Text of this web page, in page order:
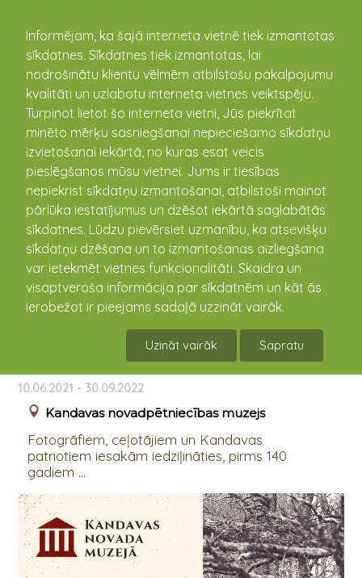
Informējam, ka šajā interneta vietnē tiek izmantotas
sīkdatnes. Sīkdatnes tiek izmantotas, lai
nodrošinātu klientu vēlmēm atbilstošu pakalpojumu
kvalitāti un uzlabotu interneta vietnes veiktspēju.
Turpinot lietot šo interneta vietni, Jūs piekrītat
minēto mērķu sasniegšanai nepieciešamo sīkdatņu
izvietošanai iekārtā, no kuras esat veicis
pieslēgšanos mūsu vietnei. Jums ir tiesības
nepiekrist sīkdatņu izmantošanai, atbilstoši mainot
pārlūka iestatījumus un dzēšot iekārtā saglabātās
sīkdatnes. Lūdzu pievērsiet uzmanību, ka atsevišķu
sīkdatņu dzēšana un to izmantošanas aizliegšana
var ietekmēt vietnes funkcionalitāti. Skaidra un
visaptveroša informācija par sīkdatnēm un kāt ās
ierobežot ir pieejams sadaļā uzzināt vairāk.
Uzināt vairāk Sapratu
kandava.lv
PASĀKUMU
KALENDĀRS
Jauna pastāvīga izstāde "Kandava - vārti uz
Kurzemes Šveici" Kārļa Veinberga
10.06.2021 - 30.09.2022
Kandavas novadpētniecības muzejs
Fotogrāfiem, ceļotājiem un Kandavas
patriotiem iesakām iedziļināties, pirms 140
gadiem ...